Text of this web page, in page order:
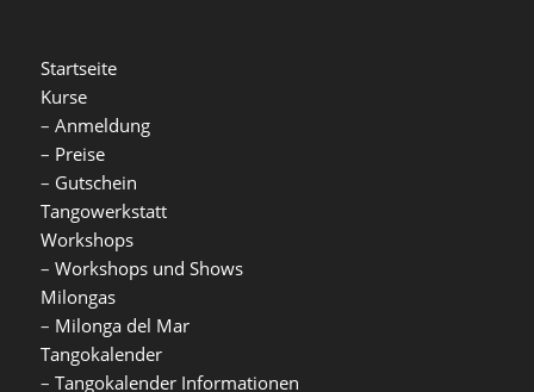
Startseite
Kurse
– Anmeldung
– Preise
– Gutschein
Tangowerkstatt
Workshops
– Workshops und Shows
Milongas
– Milonga del Mar
Tangokalender
– Tangokalender Informationen